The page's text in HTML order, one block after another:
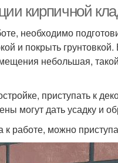
кирпичной
необходимо
и покрыть
небольшая,
приступать к
могут дать усадку и
работе, можно